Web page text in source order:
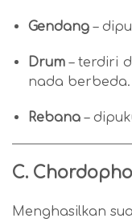
Gendang –
Drum – terdiri
nada berbeda.
Rebana –
C.
Menghasilkan